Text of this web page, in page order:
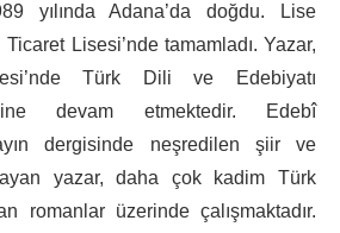
yılında Adana’da doğdu. Lise
Lisesi’nde tamamladı. Yazar,
Türk Dili ve Edebiyatı
devam etmektedir. Edebî
dergisinde neşredilen şiir ve
yazar, daha çok kadim Türk
romanlar üzerinde çalışmaktadır.